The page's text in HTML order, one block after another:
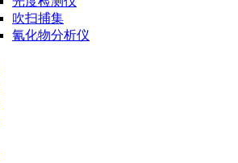
吹扫捕集
氰化物分析仪